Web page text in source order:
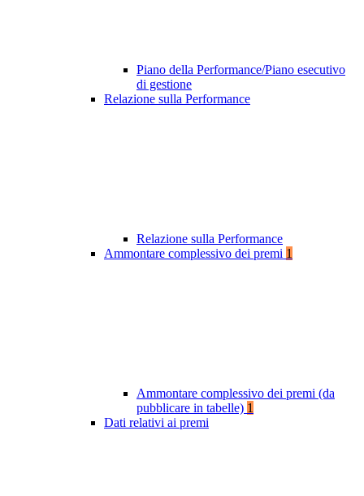
Piano della Performance/Piano esecutivo
di gestione
Relazione sulla Performance
Relazione sulla Performance
Ammontare complessivo dei premi 1
Ammontare complessivo dei premi (da
pubblicare in tabelle) 1
Dati relativi ai premi